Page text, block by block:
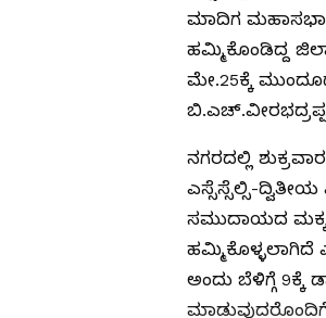
ಮಾದಿಗ ಮಹಾಸಭಾ
ಹಮ್ಮಿಕೊಂಡಿದ್ದ
ಮೇ.25ಕ್ಕೆ
ನಗರದಲ್ಲಿ
ಎಸ್ಸೆಸ್ಸೆಲ್ಸಿ-
ಸಮುದಾಯದ
ಹಮ್ಮಿಕೊಳ್ಳಲಾಗಿದೆ
ಅಂದು ಬೆಳಿಗ್ಗೆ 9ಕ್ಕೆ